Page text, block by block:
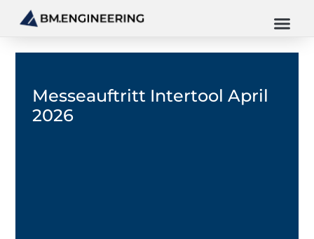
Messeauftritt Intertool April
2026